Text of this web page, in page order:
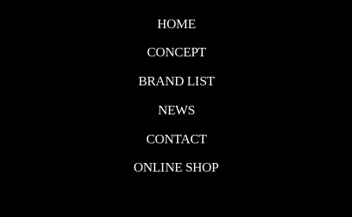
HOME
CONCEPT
BRAND LIST
NEWS
CONTACT
ONLINE SHOP